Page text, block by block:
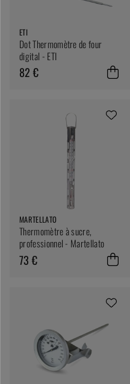
ETI
Dot Thermomètre de four
digital - ETI
82 €
MARTELLATO
Thermomètre à sucre,
professionnel - Martellato
73 €